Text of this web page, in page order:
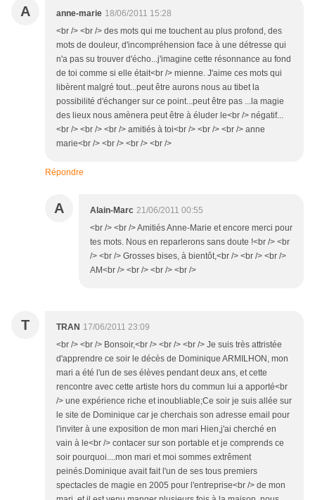
A anne-marie 18/06/2011 15:28
<br /> <br /> des mots qui me touchent au plus profond, des
mots de douleur, d'incompréhension face à une détresse qui
n'a pas su trouver d'écho...j'imagine cette résonnance au fond
de toi comme si elle était<br /> mienne. J'aime ces mots qui
libèrent malgré tout...peut être aurons nous au tibet la
possibilité d'échanger sur ce point...peut être pas ...la magie
des lieux nous amènera peut être à éluder le<br /> négatif...
<br /> <br /> <br /> amitiés à toi<br /> <br /> <br /> anne
marie<br /> <br /> <br /> <br />
Répondre
A Alain-Marc 21/06/2011 00:55
<br /> <br /> Amitiés Anne-Marie et encore merci pour
tes mots. Nous en reparlerons sans doute !<br /> <br
/> <br /> Grosses bises, à bientôt,<br /> <br /> <br />
AM<br /> <br /> <br /> <br />
T TRAN 17/06/2011 23:09
<br /> <br /> Bonsoir,<br /> <br /> <br /> Je suis très attristée
d'apprendre ce soir le décès de Dominique ARMILHON, mon
mari a été l'un de ses élèves pendant deux ans, et cette
rencontre avec cette artiste hors du commun lui a apporté<br
/> une expérience riche et inoubliable;Ce soir je suis allée sur
le site de Dominique car je cherchais son adresse email pour
l'inviter à une exposition de mon mari Hien,j'ai cherché en
vain à le<br /> contacer sur son portable et je comprends ce
soir pourquoi....mon mari et moi sommes extrêment
peinés.Dominique avait fait l'un de ses tous premiers
spectacles de magie en 2005 pour l'entreprise<br /> de mon